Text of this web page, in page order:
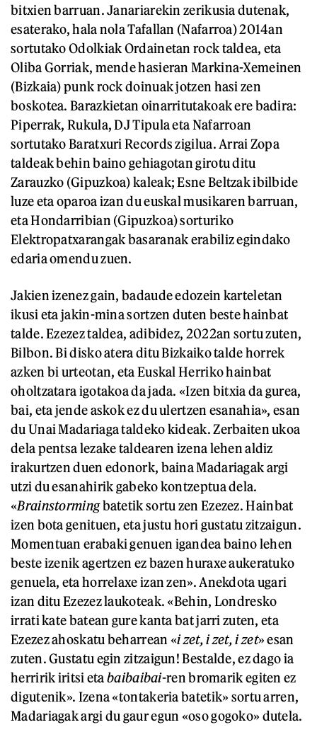
bitxien barruan. Janariarekin zerikusia dutenak,
esaterako, hala nola Tafallan (Nafarroa) 2014an
sortutako Odolkiak Ordainetan rock taldea, eta
Oliba Gorriak, mende hasieran Markina-Xemeinen
(Bizkaia) punk rock doinuak jotzen hasi zen
boskotea. Barazkietan oinarritutakoak ere badira:
Piperrak, Rukula, DJ Tipula eta Nafarroan
sortutako Baratxuri Records zigilua. Arrai Zopa
taldeak behin baino gehiagotan girotu ditu
Zarauzko (Gipuzkoa) kaleak; Esne Beltzak ibilbide
luze eta oparoa izan du euskal musikaren barruan,
eta Hondarribian (Gipuzkoa) sorturiko
Elektropatxarangak basaranak erabiliz egindako
edaria omendu zuen.
Jakien izenez gain, badaude edozein karteletan
ikusi eta jakin-mina sortzen duten beste hainbat
talde. Ezezez taldea, adibidez, 2022an sortu zuten,
Bilbon. Bi disko atera ditu Bizkaiko talde horrek
azken bi urteotan, eta Euskal Herriko hainbat
oholtzatara igotakoa da jada. «Izen bitxia da gurea,
bai, eta jende askok ez du ulertzen esanahia», esan
du Unai Madariaga taldeko kideak. Zerbaiten ukoa
dela pentsa lezake taldearen izena lehen aldiz
irakurtzen duen edonork, baina Madariagak argi
utzi du esanahirik gabeko kontzeptua dela.
«Brainstormingbatetik sortu zen Ezezez. Hainbat
izen bota genituen, eta justu hori gustatu zitzaigun.
Momentuan erabaki genuen igandea baino lehen
beste izenik agertzen ez bazen huraxe aukeratuko
genuela, eta horrelaxe izan zen». Anekdota ugari
izan ditu Ezezez laukoteak. «Behin, Londresko
irrati kate batean gure kanta bat jarri zuten, eta
Ezezez ahoskatu beharrean «i zet, i zet, i zet» esan
zuten. Gustatu egin zitzaigun! Bestalde, ez dago ia
herririk iritsi etabaibaibai-ren bromarik egiten ez
digutenik». Izena «tontakeria batetik» sortu arren,
Madariagak argi du gaur egun «oso gogoko» dutela.